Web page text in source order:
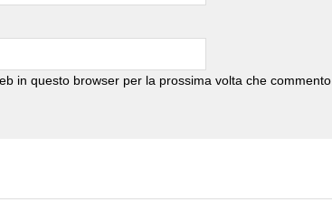
in questo browser per la prossima volta che commento.